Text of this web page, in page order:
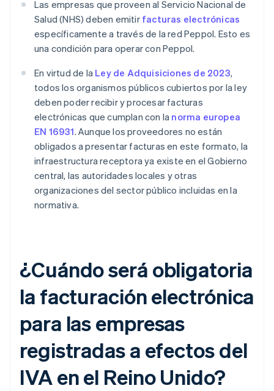
Las empresas que proveen al Servicio Nacional de
Salud (NHS) deben emitir facturas electrónicas
específicamente a través de la red Peppol. Esto es
una condición para operar con Peppol.
En virtud de la Ley de Adquisiciones de 2023,
todos los organismos públicos cubiertos por la ley
deben poder recibir y procesar facturas
electrónicas que cumplan con la norma europea
EN 16931. Aunque los proveedores no están
obligados a presentar facturas en este formato, la
infraestructura receptora ya existe en el Gobierno
central, las autoridades locales y otras
organizaciones del sector público incluidas en la
normativa.
¿Cuándo será obligatoria
la facturación electrónica
para las empresas
registradas a efectos del
IVA en el Reino Unido?